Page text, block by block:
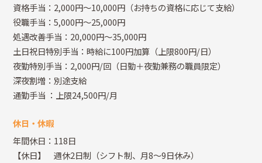
資格手当：2,000円～10,000円（お持ちの資格に応じて支給）
役職手当：5,000円～25,000円
処遇改善手当：20,000円～35,000円
土日祝日特別手当：時給に100円加算（上限800円/日）
夜勤特別手当：2,000円/回（日勤＋夜勤兼務の職員限定）
深夜割増：別途支給
通勤手当 ：上限24,500円/月
休日・休暇
年間休日：118日
【休日】 週休2日制（シフト制、月8～9日休み）